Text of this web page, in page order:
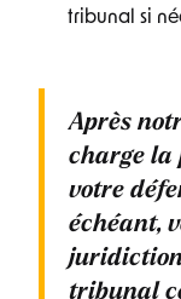
tribunal si
Après
charge la
votre
échéant,
tribunal